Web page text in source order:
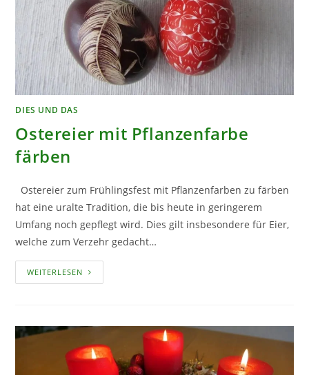
DIES UND DAS
Ostereier mit Pflanzenfarbe
färben
Ostereier zum Frühlingsfest mit Pflanzenfarben zu färben
hat eine uralte Tradition, die bis heute in geringerem
Umfang noch gepflegt wird. Dies gilt insbesondere für Eier,
welche zum Verzehr gedacht…
WEITERLESEN OSTEREIER
MIT